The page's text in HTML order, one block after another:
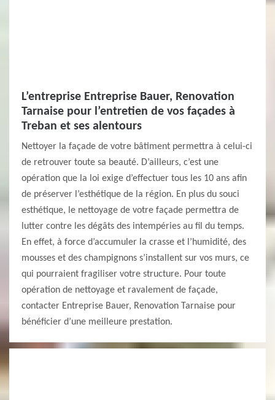
L’entreprise Entreprise Bauer, Renovation
Tarnaise pour l’entretien de vos façades à
Treban et ses alentours
Nettoyer la façade de votre bâtiment permettra à celui-ci
de retrouver toute sa beauté. D’ailleurs, c’est une
opération que la loi exige d’effectuer tous les 10 ans afin
de préserver l’esthétique de la région. En plus du souci
esthétique, le nettoyage de votre façade permettra de
lutter contre les dégâts des intempéries au fil du temps.
En effet, à force d’accumuler la crasse et l’humidité, des
mousses et des champignons s’installent sur vos murs, ce
qui pourraient fragiliser votre structure. Pour toute
opération de nettoyage et ravalement de façade,
contacter Entreprise Bauer, Renovation Tarnaise pour
bénéficier d’une meilleure prestation.